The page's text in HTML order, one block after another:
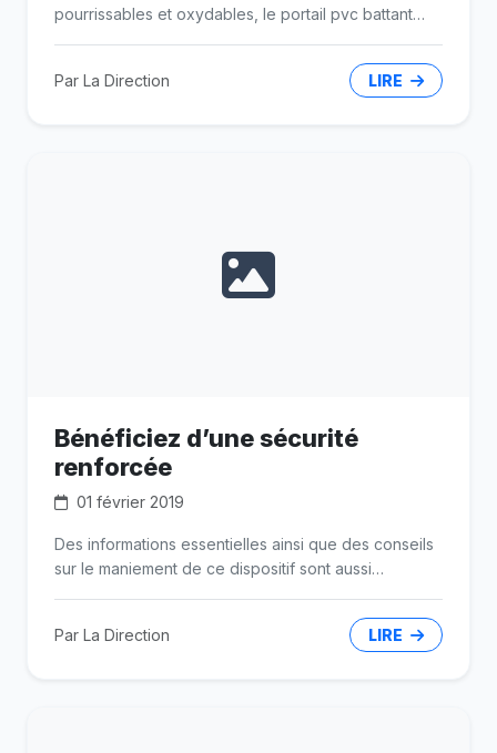
pourrissables et oxydables, le portail pvc battant
Par La Direction
LIRE
Bénéficiez d’une sécurité
renforcée
01 février 2019
Des informations essentielles ainsi que des conseils
sur le maniement de ce dispositif sont aussi
Par La Direction LIRE